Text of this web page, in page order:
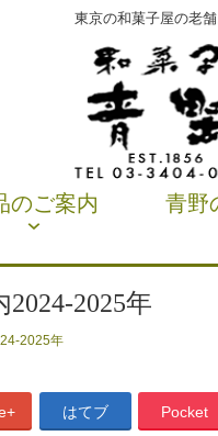
東京の和菓子屋の老
のご案内 青野
2025年
2025年
はてブ Pocket